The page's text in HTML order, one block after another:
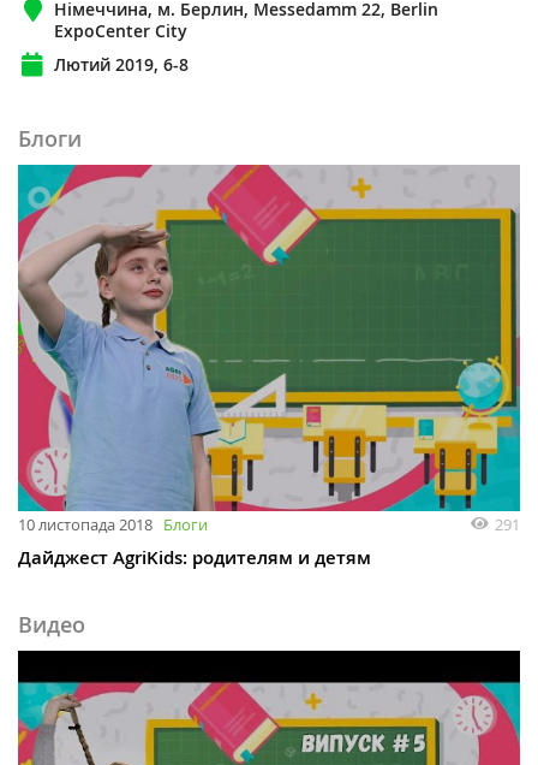
Німеччина, м. Берлин, Messedamm 22, Berlin
ExpoCenter City
Лютий 2019, 6-8
Блоги
10 листопада 2018 Блоги 291
Дайджест AgriKids: родителям и детям
Видео